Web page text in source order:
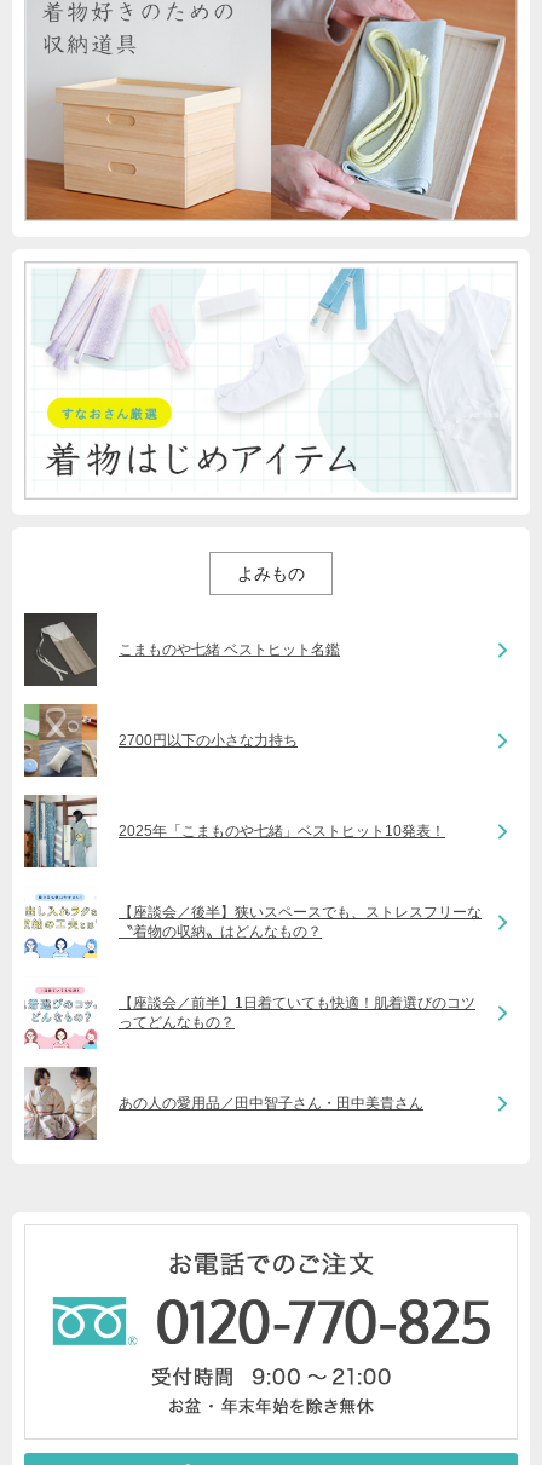
よみもの
こまものや七緒 ベストヒット名鑑
2700円以下の小さな力持ち
2025年「こまものや七緒」ベストヒット10発表！
【座談会／後半】狭いスペースでも、ストレスフリーな
〝着物の収納〟はどんなもの？
【座談会／前半】1日着ていても快適！肌着選びのコツ
ってどんなもの？
あの人の愛用品／田中智子さん・田中美貴さん